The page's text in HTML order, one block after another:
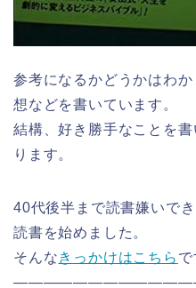
参考になるかどうかはわ
想などを書いています。
結構、好き勝手なことを
ります。
40代後半まで読書嫌いで
読書を始めました。
そんなきっかけはこちら で